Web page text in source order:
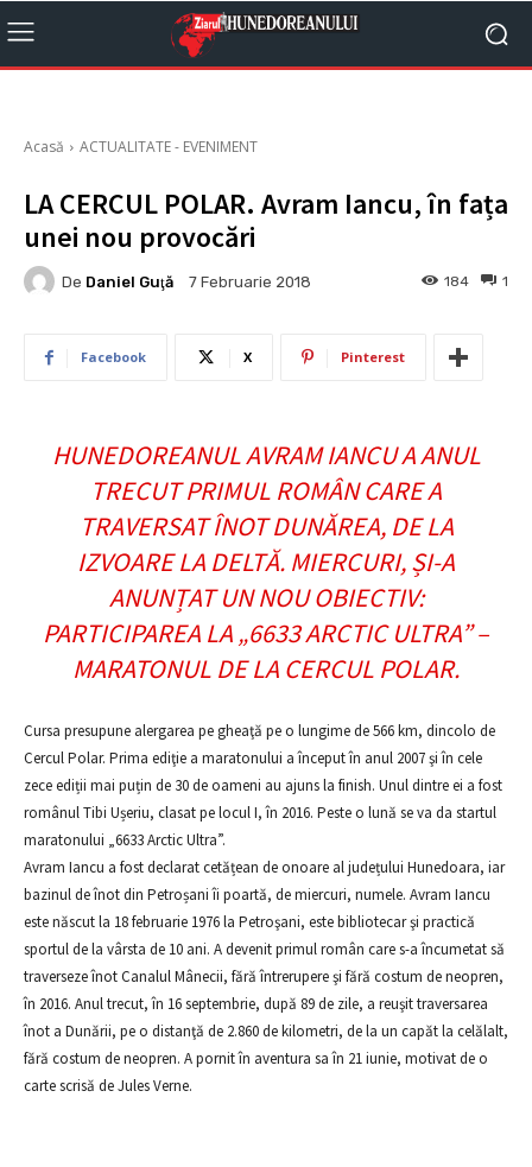
Acasă ACTUALITATE - EVENIMENT
LA CERCUL POLAR. Avram Iancu, în fața
unei nou provocări
De Daniel Guţă 7 Februarie 2018 1
184
Facebook X Pinterest
HUNEDOREANUL AVRAM IANCU A ANUL
TRECUT PRIMUL ROMÂN CARE A
TRAVERSAT ÎNOT DUNĂREA, DE LA
IZVOARE LA DELTĂ. MIERCURI, ȘI-A
ANUNȚAT UN NOU OBIECTIV:
PARTICIPAREA LA „6633 ARCTIC ULTRA” –
MARATONUL DE LA CERCUL POLAR.
Cursa presupune alergarea pe gheaţă pe o lungime de 566 km, dincolo de
Cercul Polar. Prima ediţie a maratonului a început în anul 2007 şi în cele
zece ediții mai puțin de 30 de oameni au ajuns la finish. Unul dintre ei a fost
românul Tibi Ușeriu, clasat pe locul I, în 2016. Peste o lună se va da startul
maratonului „6633 Arctic Ultra”.
Avram Iancu a fost declarat cetățean de onoare al județului Hunedoara, iar
bazinul de înot din Petroșani îi poartă, de miercuri, numele. Avram Iancu
este născut la 18 februarie 1976 la Petroşani, este bibliotecar şi practică
sportul de la vârsta de 10 ani. A devenit primul român care s-a încumetat să
traverseze înot Canalul Mânecii, fără întrerupere şi fără costum de neopren,
în 2016. Anul trecut, în 16 septembrie, după 89 de zile, a reuşit traversarea
înot a Dunării, pe o distanţă de 2.860 de kilometri, de la un capăt la celălalt,
fără costum de neopren. A pornit în aventura sa în 21 iunie, motivat de o
carte scrisă de Jules Verne.